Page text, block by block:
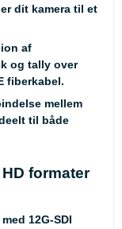
dit kamera til et
af
og tally over
fiberkabel.
mellem
til både
formater
12G-SDI